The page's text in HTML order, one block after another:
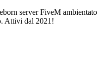
server FiveM ambientato
Attivi dal 2021!